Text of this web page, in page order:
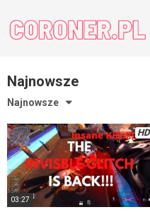
content
Najnowsze
Najnowsze
HD
03:27